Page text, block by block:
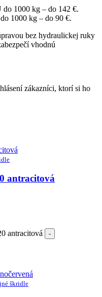
1000 kg – do 142 €.
1000 kg – do 90 €.
bez hydraulickej ruky
vhodnú
zákazníci, ktorí si ho
antracitová
antracitová
škridle